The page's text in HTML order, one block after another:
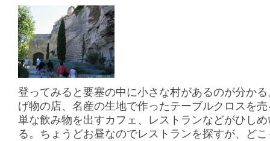
登ってみると要塞の中に小さな村があるのが分か
げ物の店、名産の生地で作ったテーブルクロスを
単な飲み物を出すカフェ、レストランなどがひし
る。ちょうどお昼なのでレストランを探すが、ど